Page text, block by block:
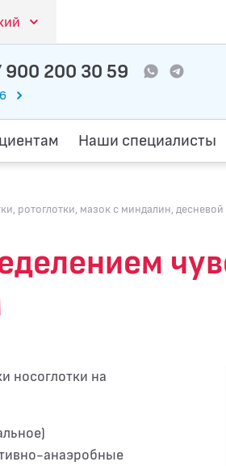
900 200 30 59
Наши специалисты
ротоглотки, мазок с миндалин,
носоглотки на
анаэробные